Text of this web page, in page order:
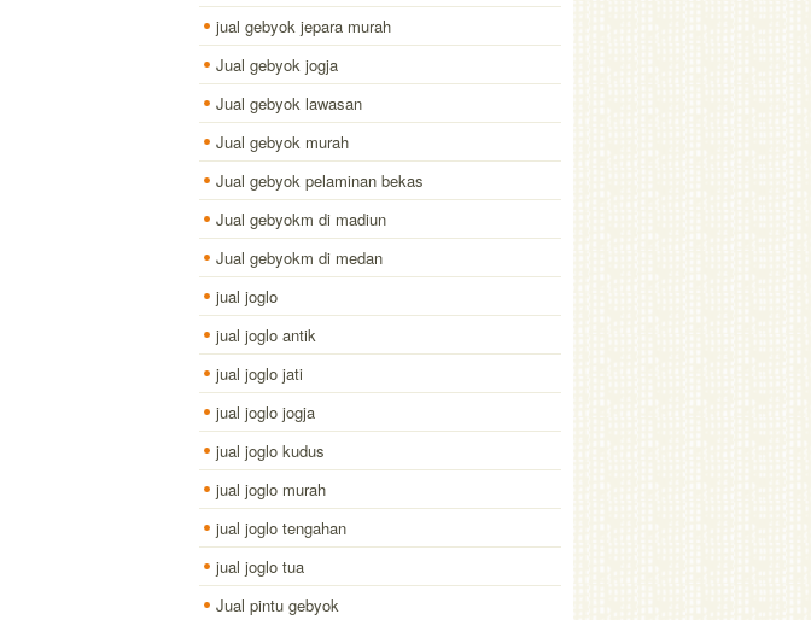
jual gebyok jepara murah
Jual gebyok jogja
Jual gebyok lawasan
Jual gebyok murah
Jual gebyok pelaminan bekas
Jual gebyokm di madiun
Jual gebyokm di medan
jual joglo
jual joglo antik
jual joglo jati
jual joglo jogja
jual joglo kudus
jual joglo murah
jual joglo tengahan
jual joglo tua
Jual pintu gebyok